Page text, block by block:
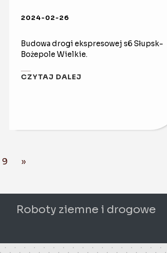
2024-02-26
Budowa drogi ekspresowej s6 Słupsk-
Bożepole Wielkie.
CZYTAJ DALEJ
9 »
Roboty ziemne i drogowe